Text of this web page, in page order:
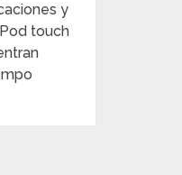
y
touch